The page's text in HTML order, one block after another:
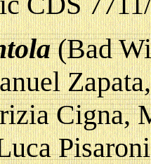
(Bad
Cigna,